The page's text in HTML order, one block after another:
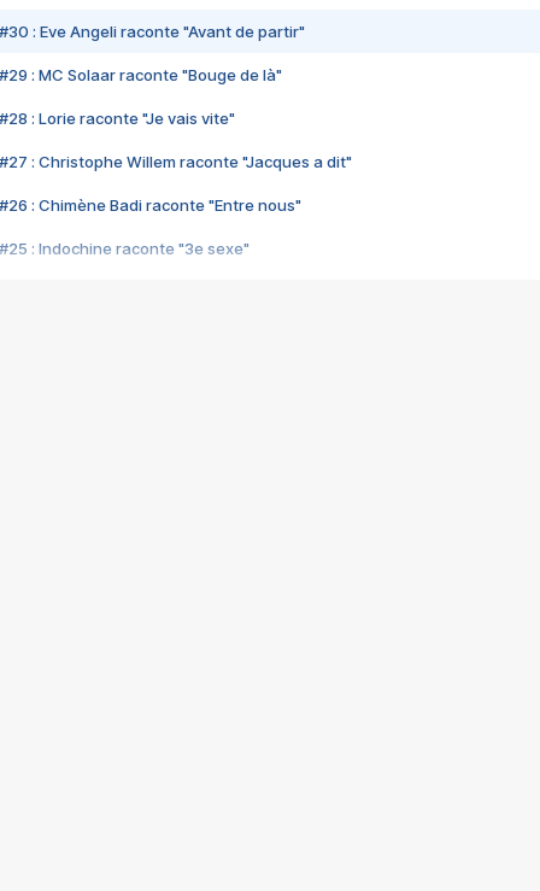
#30 : Eve Angeli raconte "Avant de partir"
#29 : MC Solaar raconte "Bouge de là"
#28 : Lorie raconte "Je vais vite"
#27 : Christophe Willem raconte "Jacques a dit"
#26 : Chimène Badi raconte "Entre nous"
#25 : Indochine raconte "3e sexe"